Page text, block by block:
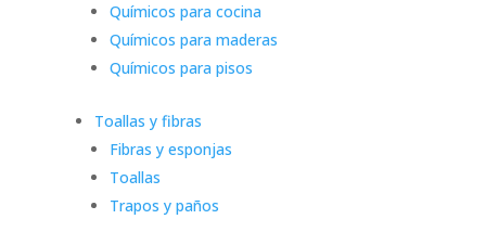
Químicos para cocina
Químicos para maderas
Químicos para pisos
Toallas y fibras
Fibras y esponjas
Toallas
Trapos y paños